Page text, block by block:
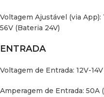
Voltagem Ajustável (via App):
56V (Bateria 24V)
ENTRADA
Voltagem de Entrada: 12V-
Amperagem de Entrada: 50A